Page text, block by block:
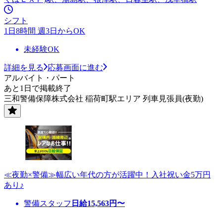
シフト
1日8時間 週3日からOK
未経験OK
詳細を見る
応募画面に進む
アルバイト・パート
あと1日で掲載終了
三和警備保障株式会社 稲荷町駅エリア 列車見張員(夜勤)
≪夜勤×警備≫幅広い年代の方が活躍中！入社祝い金5万円
あり♪
警備スタッフ 日給15,563円〜